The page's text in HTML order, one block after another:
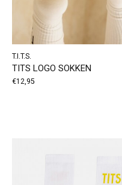
T.I.T.S.
TITS LOGO SOKKEN
€12,95